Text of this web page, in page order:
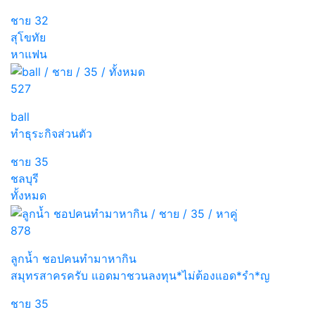
ชาย 32
สุโขทัย
หาแฟน
527
ball
ทำธุระกิจส่วนตัว
ชาย 35
ชลบุรี
ทั้งหมด
878
ลูกน้ำ ชอปคนทำมาหากิน
สมุทรสาครครับ แอดมาชวนลงทุน*ไม่ต้องแอด*รำ*ญ
ชาย 35